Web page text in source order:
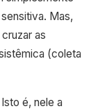
Mas,
as
(coleta
Isto é, nele a